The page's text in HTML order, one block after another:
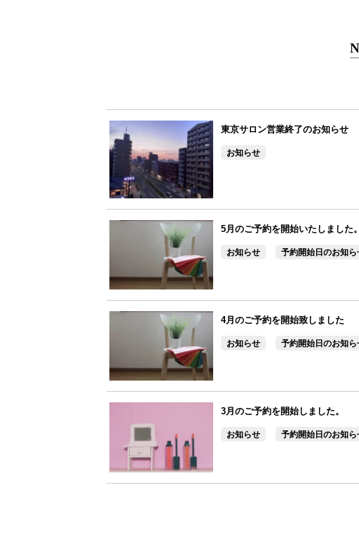
東京サロン営業終了のお知らせ
お知らせ
5月のご予約を開始いたしました。
お知らせ 予約開始日のお知ら
4月のご予約を開始致しました
お知らせ 予約開始日のお知ら
3月のご予約を開始しました。
お知らせ 予約開始日のお知ら